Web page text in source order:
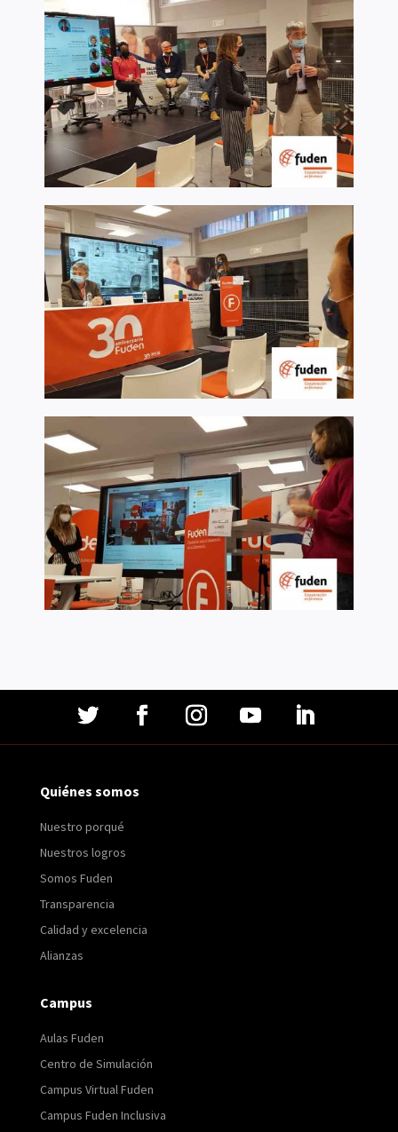
Quiénes somos
Nuestro porqué
Nuestros logros
Somos Fuden
Transparencia
Calidad y excelencia
Alianzas
Campus
Aulas Fuden
Centro de Simulación
Campus Virtual Fuden
Campus Fuden Inclusiva